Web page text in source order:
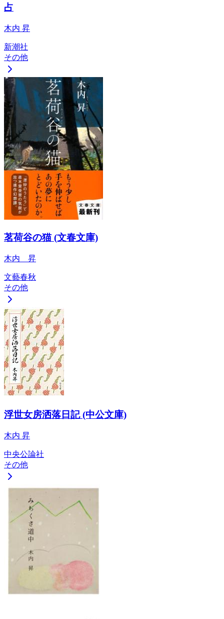
占
木内 昇
新潮社
その他
茗荷谷の猫 (文春文庫)
木内 昇
文藝春秋
その他
浮世女房洒落日記 (中公文庫)
木内 昇
中央公論社
その他